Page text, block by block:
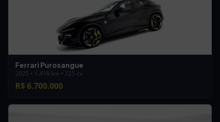
Ferrari Purosangue
2025 • 1.418 km • 725 cv
R$ 6.700.000